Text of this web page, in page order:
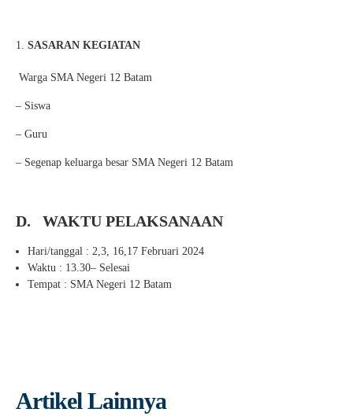
SASARAN KEGIATAN
Warga SMA Negeri 12 Batam
– Siswa
– Guru
– Segenap keluarga besar SMA Negeri 12 Batam
D. WAKTU PELAKSANAAN
Hari/tanggal : 2,3, 16,17 Februari 2024
Waktu : 13.30– Selesai
Tempat : SMA Negeri 12 Batam
Artikel Lainnya